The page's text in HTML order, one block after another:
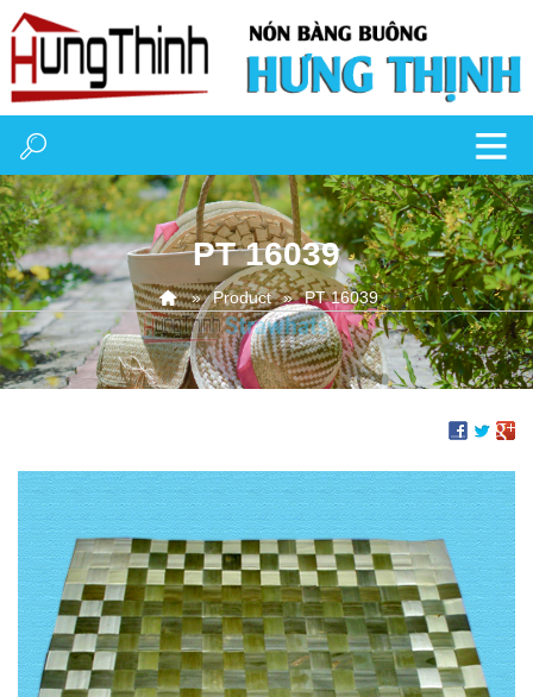
PT 16039
Product PT 16039